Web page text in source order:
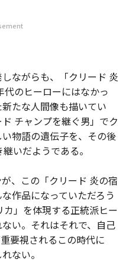
ながらも、「クリード 炎
のヒーローにはなかっ
たな人間像も描いてい
チャンプを継ぐ男」でク
物語の遺伝子を、その後
いだようである。
、この「クリード 炎の宿
作品になっていただろう
」を体現する正統派ヒー
い。それはそれで、自己
要視されるこの時代に
ない。